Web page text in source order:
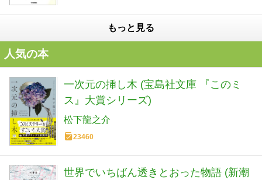
もっと見る
人気の本
一次元の挿し木 (宝島社文庫 『このミ
ス』大賞シリーズ)
松下龍之介
23460
世界でいちばん透きとおった物語 (新潮